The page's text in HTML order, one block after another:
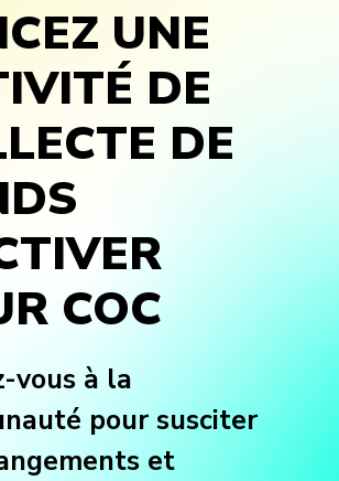
UNE
DE
DE
COC
vous à la
pour susciter
et